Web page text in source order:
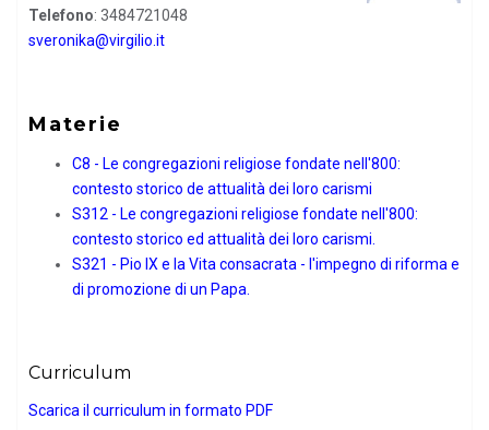
Telefono: 3484721048
sveronika@virgilio.it
Materie
C8 - Le congregazioni religiose fondate nell'800:
contesto storico de attualità dei loro carismi
S312 - Le congregazioni religiose fondate nell′800:
contesto storico ed attualità dei loro carismi.
S321 - Pio IX e la Vita consacrata - l′impegno di riforma e
di promozione di un Papa.
Curriculum
Scarica il curriculum in formato PDF